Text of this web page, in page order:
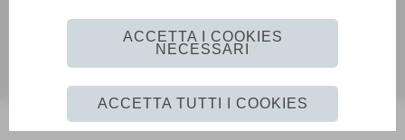
Privacy Policy - Cookie Policy
Realizzazione siti web www.sitoper.it
ACCETTA I COOKIES
NECESSARI
ACCETTA TUTTI I COOKIES